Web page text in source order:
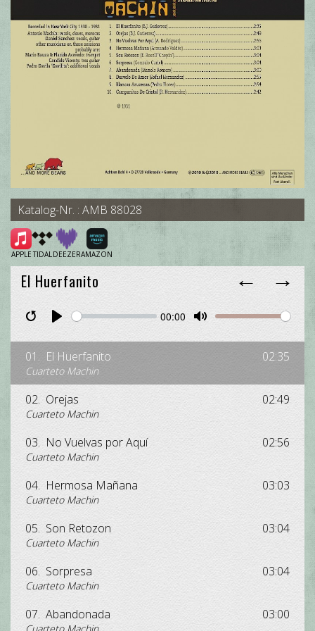
Katalog-Nr. : AMB 88028
APPLETIDALDEEZERAMAZON
El Huerfanito ← →
RestartPause
Play
00:00
Unmute
Mute
01. El Huerfanito
Cuarteto Machin
02:35
02. Orejas
Cuarteto Machin
02:49
03. No Vuelvas por Aquí
Cuarteto Machin
02:56
04. Hermosa Mañana
Cuarteto Machin
03:03
05. Son Retozon
Cuarteto Machin
03:04
06. Sorpresa
Cuarteto Machin
03:04
07. Abandonada 03:00